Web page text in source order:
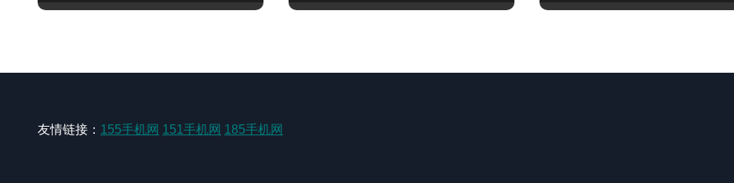
友情链接： 155手机网 151手机网 185手机网